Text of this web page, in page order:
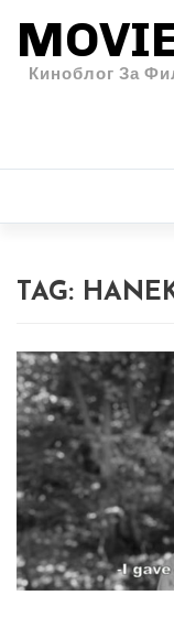
Киноблог За
TAG: